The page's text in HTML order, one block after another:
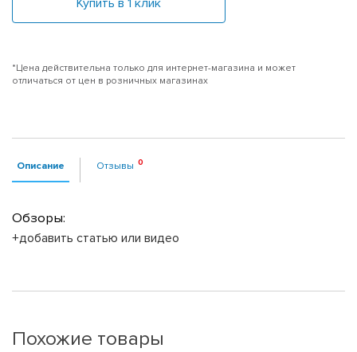
*Цена действительна только для интернет-магазина и может
отличаться от цен в розничных магазинах
Описание Отзывы
Обзоры:
+добавить статью или видео
Похожие товары